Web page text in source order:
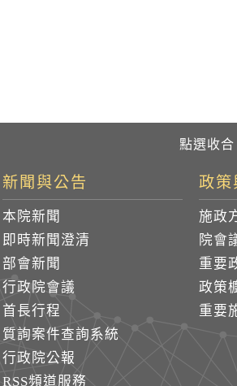
新聞與公告
本院新聞
即時新聞澄清
部會新聞
行政院會議
首長行程
質詢案件查詢系統
行政院公報
RSS頻道服務
政策
施政
院會
重要
政策
重要